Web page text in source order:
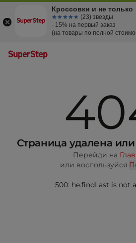
Страница удалена
Перейди на
или воспользуйся
500: he.findLast is not
Кроссовки и не только
☆☆☆☆☆
★★★★★ (23) звезды
- 15% на первый заказ
(на товары по полной